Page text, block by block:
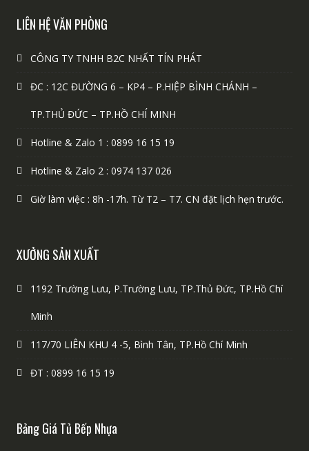
LIÊN HỆ VĂN PHÒNG
CÔNG TY TNHH B2C NHẤT TÍN PHÁT
ĐC : 12C ĐƯỜNG 6 – KP4 – P.HIỆP BÌNH CHÁNH –
TP.THỦ ĐỨC – TP.HỒ CHÍ MINH
Hotline & Zalo 1 : 0899 16 15 19
Hotline & Zalo 2 : 0974 137 026
Giờ làm việc : 8h -17h. Từ T2 – T7. CN đặt lịch hẹn trước.
XƯỞNG SẢN XUẤT
1192 Trường Lưu, P.Trường Lưu, TP.Thủ Đức, TP.Hồ Chí
Minh
117/70 LIÊN KHU 4 -5, Bình Tân, TP.Hồ Chí Minh
ĐT : 0899 16 15 19
Bảng Giá Tủ Bếp Nhựa